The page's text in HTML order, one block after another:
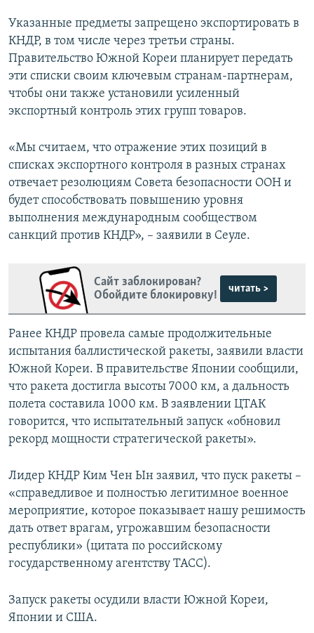
Указанные предметы запрещено экспортировать в
КНДР, в том числе через третьи страны.
Правительство Южной Кореи планирует передать
эти списки своим ключевым странам-партнерам,
чтобы они также установили усиленный
экспортный контроль этих групп товаров.
«Мы считаем, что отражение этих позиций в
списках экспортного контроля в разных странах
отвечает резолюциям Совета безопасности ООН и
будет способствовать повышению уровня
выполнения международным сообществом
санкций против КНДР», – заявили в Сеуле.
Сайт заблокирован?
Обойдите блокировку!
читать >
Ранее КНДР провела самые продолжительные
испытания баллистической ракеты, заявили власти
Южной Кореи. В правительстве Японии сообщили,
что ракета достигла высоты 7000 км, а дальность
полета составила 1000 км. В заявлении ЦТАК
говорится, что испытательный запуск «обновил
рекорд мощности стратегической ракеты».
Лидер КНДР Ким Чен Ын заявил, что пуск ракеты –
«справедливое и полностью легитимное военное
мероприятие, которое показывает нашу решимость
дать ответ врагам, угрожавшим безопасности
республики» (цитата по российскому
государственному агентству ТАСС).
Запуск ракеты осудили власти Южной Кореи,
Японии и США.